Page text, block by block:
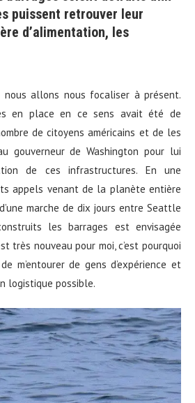
puissent retrouver leur
d’alimentation, les
nous allons nous focaliser à présent.
en place en ce sens avait été de
de citoyens américains et de les
gouverneur de Washington pour lui
de ces infrastructures. En une
appels venant de la planète entière
marche de dix jours entre Seattle
les barrages est envisagée
très nouveau pour moi, c’est pourquoi
m’entourer de gens d’expérience et
logistique possible.